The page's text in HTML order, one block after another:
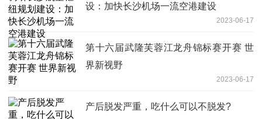
设：加快长沙机场一流空港建设
2023-06-17
第十六届武隆芙蓉江龙舟锦标赛开赛 世
界新视野
2023-06-17
产后脱发严重，吃什么可以不脱发?